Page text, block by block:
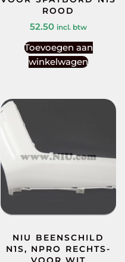
ROOD
52.50 incl. btw
Toevoegen aan
winkelwagen
NIU BEENSCHILD
N1S, NPRO RECHTS-